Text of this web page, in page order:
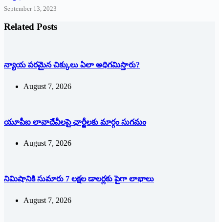
September 13, 2023
Related Posts
న్యాయ పరమైన చిక్కులు ఏలా అధిగమిస్తారు?
August 7, 2026
యూపీఐ లావాదేవీలపై ఛార్జీలకు మార్గం సుగమం
August 7, 2026
నిమిషానికి సుమారు 7 లక్షల డాలర్లకు పైగా లాభాలు
August 7, 2026